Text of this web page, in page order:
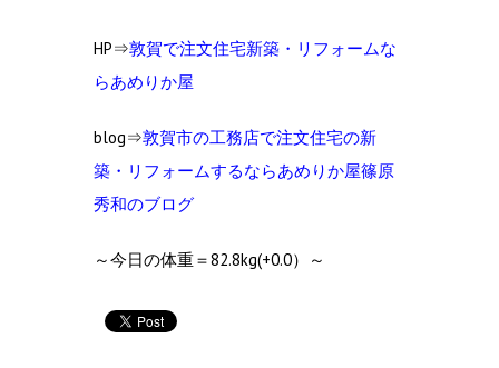
HP⇒敦賀で注文住宅新築・リフォームな
らあめりか屋
blog⇒敦賀市の工務店で注文住宅の新
築・リフォームするならあめりか屋篠原
秀和のブログ
～今日の体重＝82.8kg(+0.0）～